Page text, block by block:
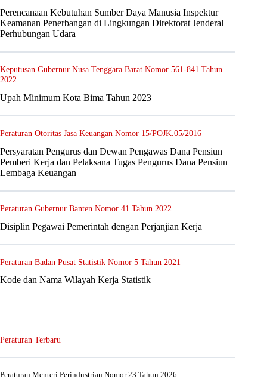
Perencanaan Kebutuhan Sumber Daya Manusia Inspektur
Keamanan Penerbangan di Lingkungan Direktorat Jenderal
Perhubungan Udara
Keputusan Gubernur Nusa Tenggara Barat Nomor 561-841 Tahun
2022
Upah Minimum Kota Bima Tahun 2023
Peraturan Otoritas Jasa Keuangan Nomor 15/POJK.05/2016
Persyaratan Pengurus dan Dewan Pengawas Dana Pensiun
Pemberi Kerja dan Pelaksana Tugas Pengurus Dana Pensiun
Lembaga Keuangan
Peraturan Gubernur Banten Nomor 41 Tahun 2022
Disiplin Pegawai Pemerintah dengan Perjanjian Kerja
Peraturan Badan Pusat Statistik Nomor 5 Tahun 2021
Kode dan Nama Wilayah Kerja Statistik
Peraturan Terbaru
Peraturan Menteri Perindustrian Nomor 23 Tahun 2026